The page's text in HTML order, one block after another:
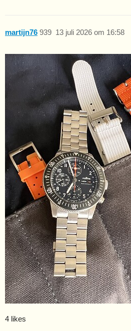
martijn76 13 juli 2026 om 16:58
939
4 likes